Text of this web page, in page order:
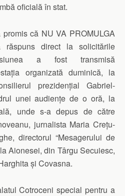
oficială în stat.
că NU VA PROMULGA
răspuns direct la solicitările
a fost transmisă
organizată duminică, la
prezidențial Gabriel-
unei audiențe de o oră, la
unde s-a depus de către
jurnalista Maria Crețu-
directorul “Mesagerului de
Aionesei, din Târgu Secuiesc,
și Covasna.
Cotroceni special pentru a